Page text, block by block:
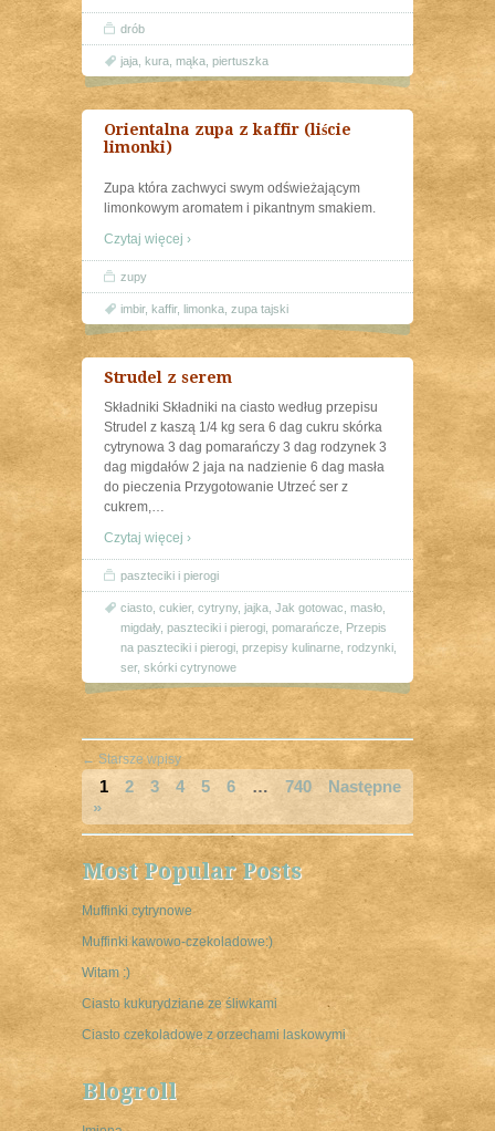
drób
jaja kura mąka piertuszka
Orientalna zupa z kaffir (liście
limonki)
Zupa która zachwyci swym odświeżającym
limonkowym aromatem i pikantnym smakiem.
Czytaj więcej ›
zupy
imbir, kaffir, limonka zupa tajski
Strudel z serem
Składniki Składniki na ciasto według przepisu
Strudel z kaszą 1/4 kg sera 6 dag cukru skórka
cytrynowa 3 dag pomarańczy 3 dag rodzynek 3
dag migdałów 2 jaja na nadzienie 6 dag masła
do pieczenia Przygotowanie Utrzeć ser z
cukrem,…
Czytaj więcej ›
paszteciki i pierogi
ciasto cukier, cytryny, jajka Jak gotowac masło
migdały, paszteciki i pierogi pomarańcze Przepis
na paszteciki i pierogi przepisy kulinarne rodzynki
ser, skórki cytrynowe
← Starsze wpisy
1 2 3 4 5 6 … 740
Następne
»
Most Popular Posts
Muffinki cytrynowe
Muffinki kawowo-czekoladowe:)
Witam :)
Ciasto kukurydziane ze śliwkami
Ciasto czekoladowe z orzechami laskowymi
Blogroll